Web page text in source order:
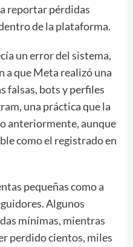
reportar pérdidas
de la plataforma.
un error del sistema,
que Meta realizó una
falsas, bots y perfiles
una práctica que la
anteriormente, aunque
como el registrado en
pequeñas como a
Algunos
mínimas, mientras
perdido cientos, miles